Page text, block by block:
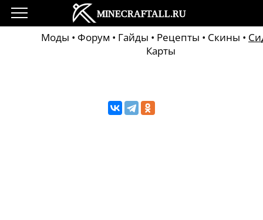
Моды • Форум • Гайды • Рецепты • Скины •
Карты